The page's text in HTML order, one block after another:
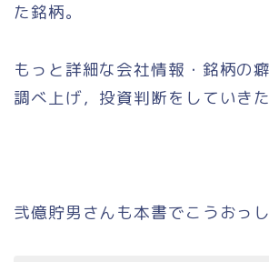
た銘柄。
もっと詳細な会社情報・銘柄の
調べ上げ，投資判断をしていきた
弐億貯男さんも本書でこうおっ